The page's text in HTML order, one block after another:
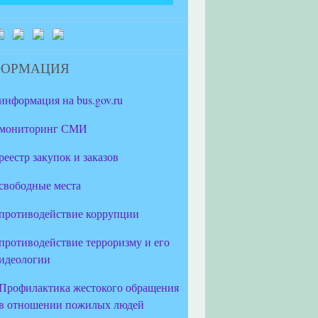
на bus.gov.ru
СМИ
закупок и заказов
места
коррупции
терроризму и его
жестокого обращения
отношении пожилых людей